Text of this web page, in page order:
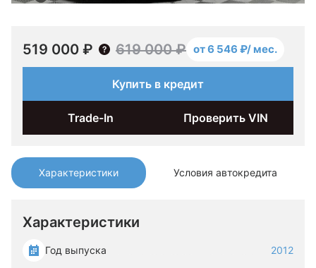
Характеристики Условия автокредита
Характеристики
Год выпуска 2012
519 000 ₽ 619 000 ₽ от 6 546 ₽/ мес.
Купить в кредит
Trade-In Проверить VIN